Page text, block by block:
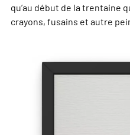
qu’au début de la trentaine
crayons, fusains et autre